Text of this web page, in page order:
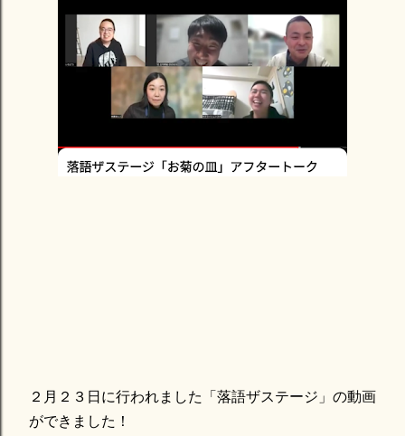
２月２３日に行われました「落語ザステージ」の動画
ができました！